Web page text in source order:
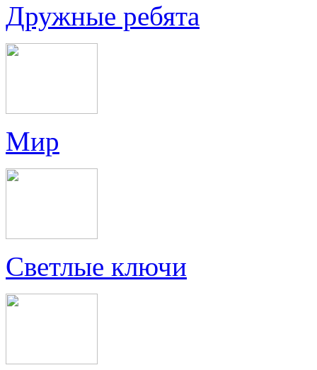
Дружные ребята
Мир
Светлые ключи